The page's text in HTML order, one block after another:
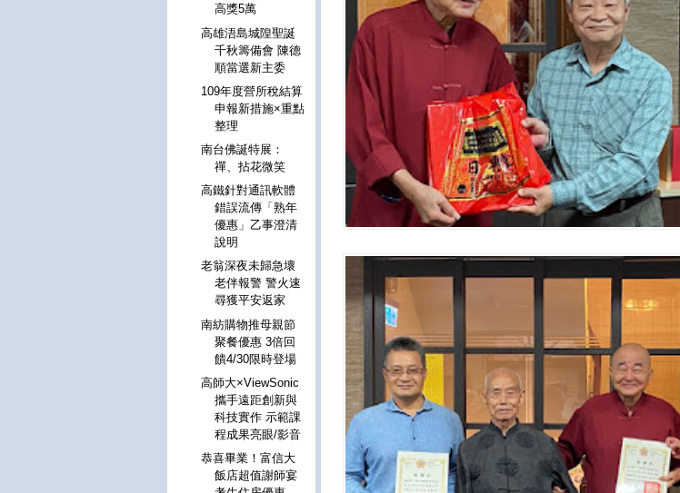
高獎5萬
高雄浯島城隍聖誕
千秋籌備會 陳德
順當選新主委
109年度營所稅結算
申報新措施×重點
整理
南台佛誕特展：
禪、拈花微笑
高鐵針對通訊軟體
錯誤流傳「熟年
優惠」乙事澄清
說明
老翁深夜未歸急壞
老伴報警 警火速
尋獲平安返家
南紡購物推母親節
聚餐優惠 3倍回
饋4/30限時登場
高師大×ViewSonic
攜手遠距創新與
科技實作 示範課
程成果亮眼/影音
恭喜畢業！富信大
飯店超值謝師宴